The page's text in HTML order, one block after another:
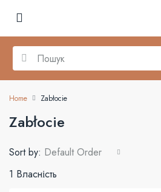
Home Zabłocie
Zabłocie
1 Власність
Sort by: Default Order